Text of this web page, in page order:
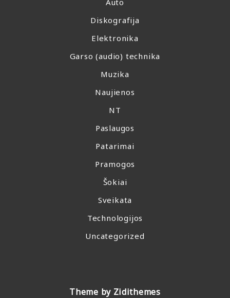
Diskografija
Elektronika
Garso (audio) technika
Muzika
Naujienos
NT
Paslaugos
Patarimai
Pramogos
Šokiai
Sveikata
Technologijos
Uncategorized
Theme by Zidithemes